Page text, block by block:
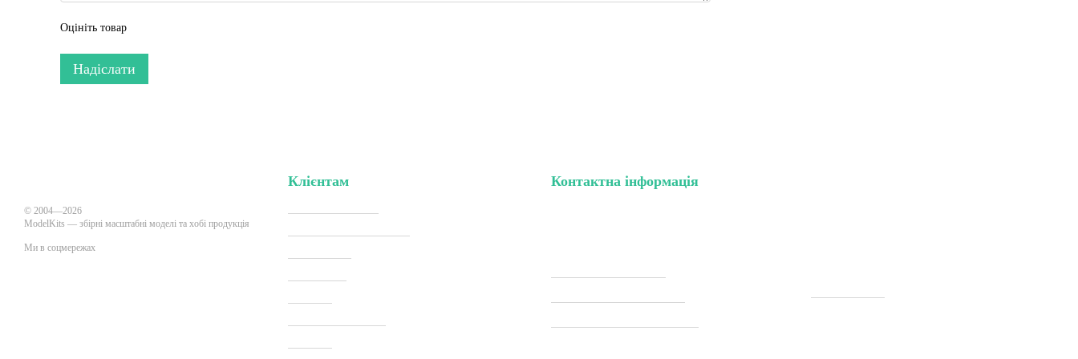
Оцініть товар
Надіслати
© 2004—2026
ModelKits — збірні масштабні моделі та хобі продукція
Ми в соцмережах
Клієнтам Контактна інформація